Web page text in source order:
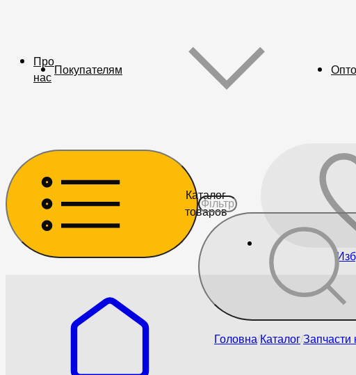
Про
нас Покупателям
Каталог
товаров
Головна КаталогЗапчасти